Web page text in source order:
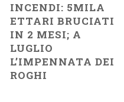
INCENDI: 5MILA
ETTARI BRUCIATI
IN 2 MESI; A
LUGLIO
L’IMPENNATA DEI
ROGHI